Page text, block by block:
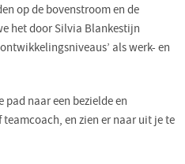
op de bovenstroom en de
het door Silvia Blankestijn
als werk- en
pad naar een bezielde en
en zien er naar uit je te